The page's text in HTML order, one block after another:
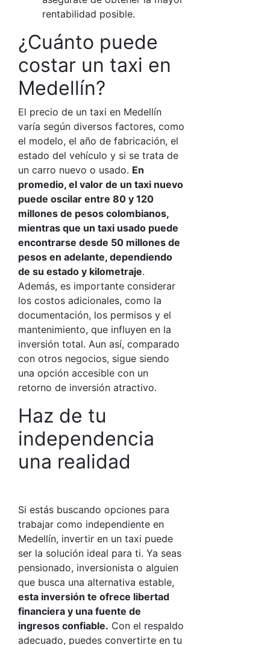
rentabilidad posible.
¿Cuánto puede
costar un taxi en
Medellín?
El precio de un taxi en Medellín
varía según diversos factores, como
el modelo, el año de fabricación, el
estado del vehículo y si se trata de
un carro nuevo o usado. En
promedio, el valor de un taxi nuevo
puede oscilar entre 80 y 120
millones de pesos colombianos,
mientras que un taxi usado puede
encontrarse desde 50 millones de
pesos en adelante, dependiendo
de su estado y kilometraje.
Además, es importante considerar
los costos adicionales, como la
documentación, los permisos y el
mantenimiento, que influyen en la
inversión total. Aun así, comparado
con otros negocios, sigue siendo
una opción accesible con un
retorno de inversión atractivo.
Haz de tu
independencia
una realidad
Si estás buscando opciones para
trabajar como independiente en
Medellín, invertir en un taxi puede
ser la solución ideal para ti. Ya seas
pensionado, inversionista o alguien
que busca una alternativa estable,
esta inversión te ofrece libertad
financiera y una fuente de
ingresos confiable. Con el respaldo
adecuado, puedes convertirte en tu